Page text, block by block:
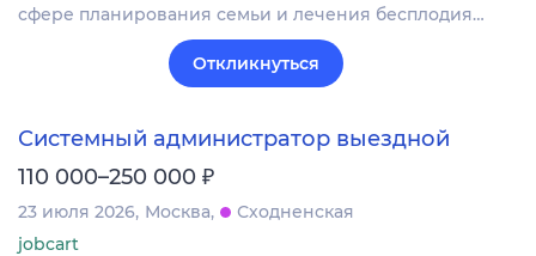
сфере планирования семьи и лечения бесплодия…
Откликнуться
Системный администратор выездной
110 000–250 000 ₽
23 июля 2026 Москва
Сходненская
jobcart